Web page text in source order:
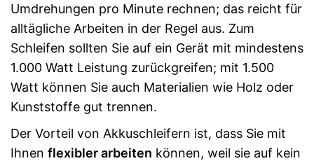
Umdrehungen pro Minute rechnen; das reicht für
alltägliche Arbeiten in der Regel aus. Zum
Schleifen sollten Sie auf ein Gerät mit mindestens
1.000 Watt Leistung zurückgreifen; mit 1.500
Watt können Sie auch Materialien wie Holz oder
Kunststoffe gut trennen.
Der Vorteil von Akkuschleifern ist, dass Sie mit
Ihnen flexibler arbeiten können, weil sie auf kein